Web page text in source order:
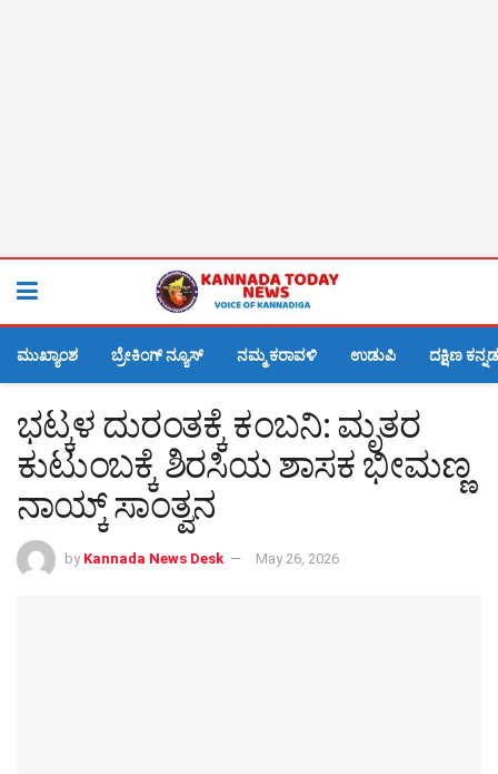
ಮುಖ್ಯಾಂಶ ಬ್ರೇಕಿಂಗ್ ನ್ಯೂಸ್ ನಮ್ಮ ಕರಾವಳಿ ಉಡುಪಿ ದಕ್ಷಿಣ ಕನ್ನಡ
ಭಟ್ಕಳ ದುರಂತಕ್ಕೆ ಕಂಬನಿ: ಮೃತರ
ಕುಟುಂಬಕ್ಕೆ ಶಿರಸಿಯ ಶಾಸಕ ಭೀಮಣ್ಣ
ನಾಯ್ಕ್ ಸಾಂತ್ವನ
by Kannada News Desk May 26, 2026